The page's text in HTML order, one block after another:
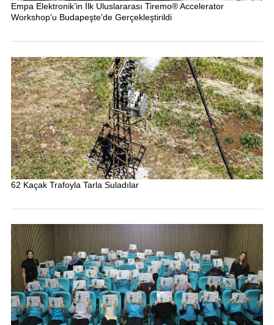
Empa Elektronik’in İlk Uluslararası Tiremo® Accelerator
Workshop’u Budapeşte’de Gerçekleştirildi
62 Kaçak Trafoyla Tarla Suladılar